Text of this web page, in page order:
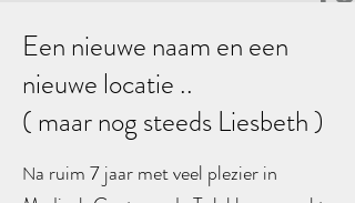
Een nieuwe naam en een
nieuwe locatie ..
( maar nog steeds Liesbeth )
Na ruim 7 jaar met veel plezier in